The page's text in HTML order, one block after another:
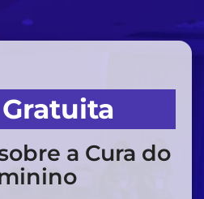
a Cura do